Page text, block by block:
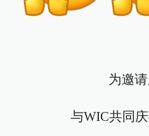
为邀
与WIC共同